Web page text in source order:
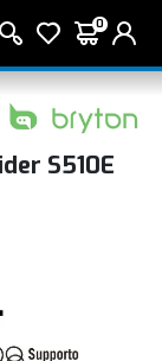
0
S510E